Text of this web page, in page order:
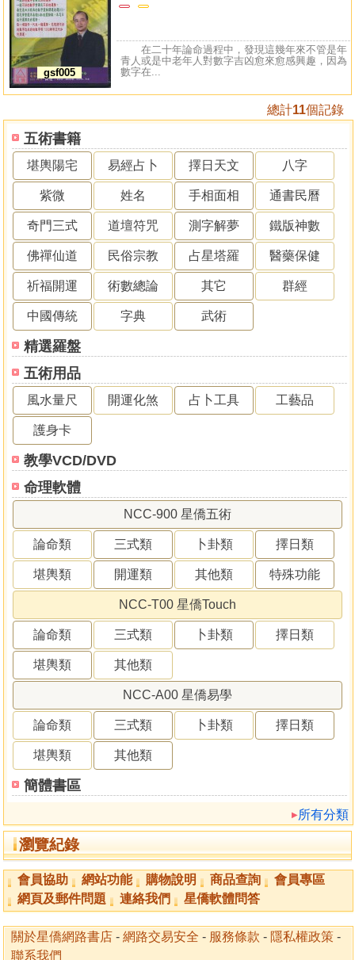
五術書籍
堪輿陽宅 易經占卜 擇日天文 八字
紫微 姓名 手相面相 通書民曆
奇門三式 道壇符咒 測字解夢 鐵版神數
佛禪仙道 民俗宗教 占星塔羅 醫藥保健
祈福開運 術數總論 其它 群經
中國傳統 字典 武術
精選羅盤
五術用品
風水量尺 開運化煞 占卜工具 工藝品
護身卡
教學VCD/DVD
命理軟體
NCC-900 星僑五術
論命類 三式類 卜卦類 擇日類
堪輿類 開運類 其他類 特殊功能
NCC-T00 星僑Touch
論命類 三式類 卜卦類 擇日類
堪輿類 其他類
NCC-A00 星僑易學
論命類 三式類 卜卦類 擇日類
堪輿類 其他類
簡體書區
所有分類
瀏覽紀錄
gsf005
在二十年論命過程中，發現這幾年來不管是年
青人或是中老年人對數字吉凶愈來愈感興趣，因為
數字在...
總計11個記錄
會員協助 網站功能 購物說明 商品查詢
會員專區
網頁及郵件問題
連絡我們 星僑軟體問答
關於星僑網路書店 - 網路交易安全 - 服務條款 - 隱私權政策 -
聯系我們